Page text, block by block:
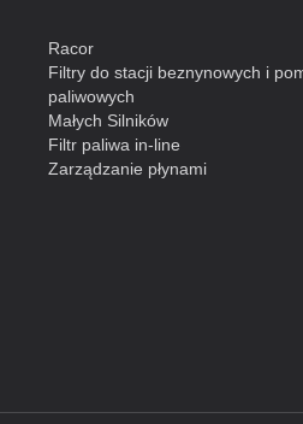
Racor
Filtry do stacji beznynowych i
paliwowych
Małych Silników
Filtr paliwa in-line
Zarządzanie płynami